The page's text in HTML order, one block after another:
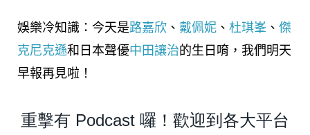
娛樂冷知識：今天是路嘉欣 、 戴佩妮 、 杜琪峯 、 傑
克尼克遜和日本聲優中田讓治的生日唷，我們明天
早報再見啦！
重擊有 Podcast 囉！歡迎到各大平台